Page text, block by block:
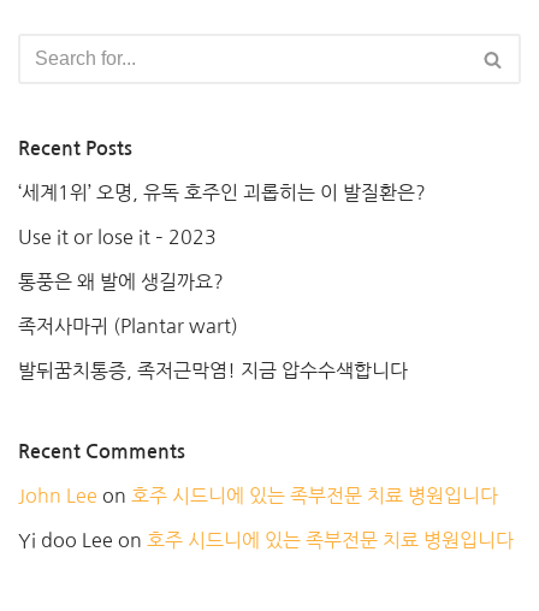
Recent Posts
‘세계1위’ 오명, 유독 호주인 괴롭히는 이 발질환은?
Use it or lose it – 2023
통풍은 왜 발에 생길까요?
족저사마귀 (Plantar wart)
발뒤꿈치통증, 족저근막염! 지금 압수수색합니다
Recent Comments
John Lee on 호주 시드니에 있는 족부전문 치료 병원입니다
Yi doo Lee on 호주 시드니에 있는 족부전문 치료 병원입니다